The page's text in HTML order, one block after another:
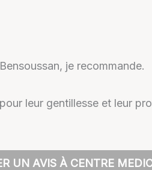
je recommande.
leur gentillesse et leur
UN AVIS À CENTRE